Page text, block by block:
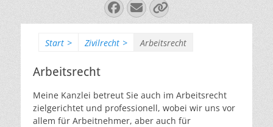
Facebook
E-
Mail
Verknüpfung
Start > Zivilrecht > Arbeitsrecht
Arbeitsrecht
Meine Kanzlei betreut Sie auch im Arbeitsrecht
zielgerichtet und professionell, wobei wir uns vor
allem für Arbeitnehmer, aber auch für